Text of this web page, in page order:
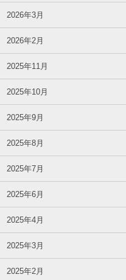
2026年3月
2026年2月
2025年11月
2025年10月
2025年9月
2025年8月
2025年7月
2025年6月
2025年4月
2025年3月
2025年2月